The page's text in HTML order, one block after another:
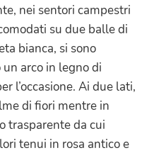
nei sentori campestri
su due balle di
bianca, si sono
arco in legno di
l’occasione. Ai due lati,
di fiori mentre in
trasparente da cui
tenui in rosa antico e